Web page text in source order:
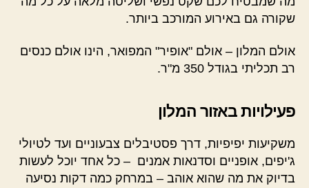
שקורה גם באירוע המורכב ביותר.
אולם המלון – אולם "אופיר" המפואר, הינו אולם כנסים
רב תכליתי בגודל 350 מ"ר.
פעילויות באזור המלון
משקיעות יפיפיות, דרך פסטיבלים צבעוניים ועד לטיולי
ג'יפים, אופניים וסדנאות אמנים – כל אחד יוכל לעשות
בדיוק את מה שהוא אוהב – במרחק כמה דקות נסיעה